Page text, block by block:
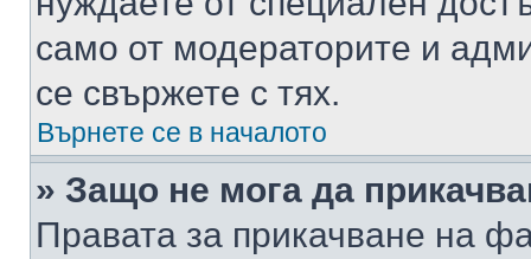
само от модераторите и
се свържете с тях.
Върнете се в началото
» Защо не мога да
Правата за прикачване на